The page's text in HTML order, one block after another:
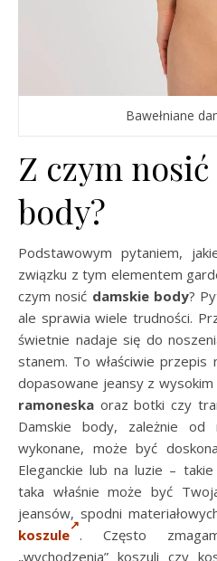
Bawełniane
Z czym
body?
Podstawowym pytaniem,
związku z tym elementem
czym nosić damskie body?
ale sprawia wiele trudności.
świetnie nadaje się do
stanem. To właściwie przepis
dopasowane jeansy z
ramoneska oraz botki czy
Damskie body, zależnie
wykonane, może być
Eleganckie lub na luzie –
taka właśnie może być
jeansów, spodni
koszule . Często
„wychodzenia” koszuli czy